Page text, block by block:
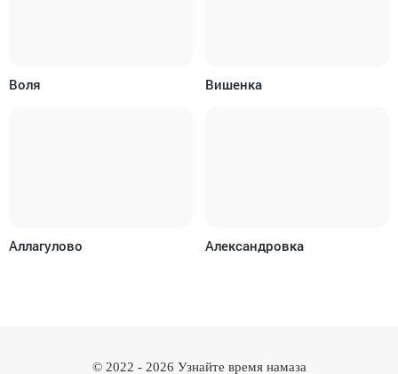
Воля Вишенка
Аллагулово Александровка
© 2022 - 2026 Узнайте время намаза